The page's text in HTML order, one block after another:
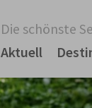
Die schönste
Aktuell